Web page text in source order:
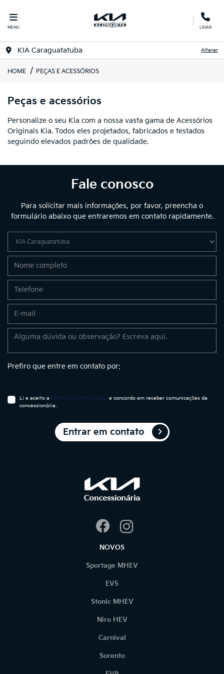
MENU LIGAR
KIA Caraguatatuba Alterar
HOME PEÇAS E ACESSÓRIOS
Peças e acessórios
Personalize o seu Kia com a nossa vasta gama de Acessórios
Originais Kia. Todos eles projetados, fabricados e testados
seguindo elevados padrões de qualidade.
Fale conosco
Para solicitar mais informações, por favor, preencha o
formulário abaixo que entraremos em contato rapidamente.
Prefiro que entre em contato por:
Li e aceito a Política de Privacidade e concordo em receber comunicações da
concessionária.
Entrar em contato
NOVOS
Sportage MHEV
EV5
Stonic MHEV
Niro HEV
Carnival
Sorento